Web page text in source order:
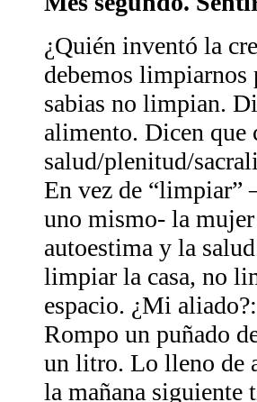
¿Quién inventó la
debemos limpiarnos
sabias no limpian.
alimento. Dicen que
salud/plenitud/
En vez de “limpiar”
uno mismo- la
autoestima y la
limpiar la casa, no
espacio. ¿Mi
Rompo un puñado
un litro. Lo lleno de
la mañana siguiente